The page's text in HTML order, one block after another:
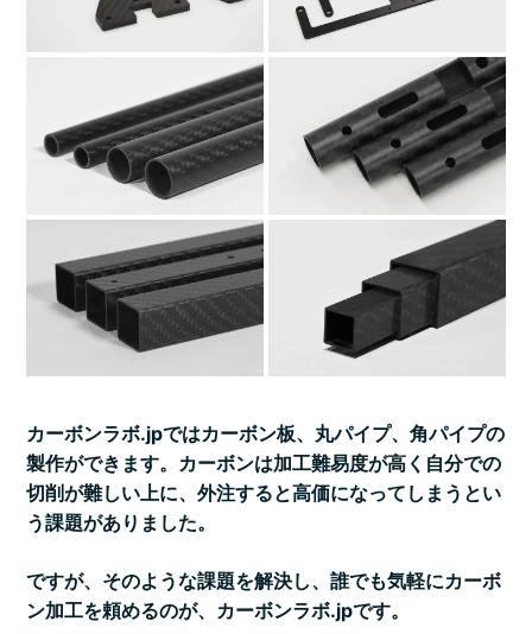
カーボンラボ.jpではカーボン板、丸パイプ、角パイプの
製作ができます。カーボンは加工難易度が高く自分での
切削が難しい上に、外注すると高価になってしまうとい
う課題がありました。
ですが、そのような課題を解決し、誰でも気軽にカーボ
ン加工を頼めるのが、カーボンラボ.jpです。